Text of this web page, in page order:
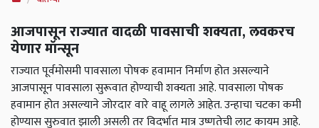
आजपासून राज्यात वादळी पावसाची शक्यता, लवकरच
येणार मॉन्सून
राज्यात पूर्वमोसमी पावसाला पोषक हवामान निर्माण होत असल्याने
आजपासून पावसाला सुरूवात होण्याची शक्यता आहे. पावसाला पोषक
हवामान होत असल्याने जोरदार वारे वाहू लागले आहेत. उन्हाचा चटका कमी
होण्यास सुरुवात झाली असली तर विदर्भात मात्र उष्णतेची लाट कायम आहे.